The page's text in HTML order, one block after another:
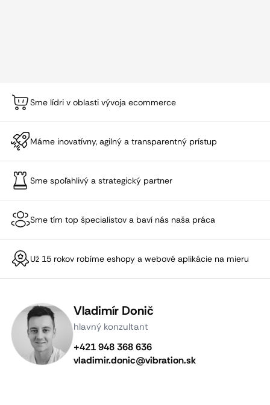
Sme lídri v oblasti vývoja ecommerce
Máme inovatívny, agilný a transparentný prístup
Sme spoľahlivý a strategický partner
Sme tím top špecialistov a baví nás naša práca
Už 15 rokov robíme eshopy a webové aplikácie na mieru
Vladimír Donič
hlavný konzultant
+421 948 368 636
vladimir.donic@vibration.sk